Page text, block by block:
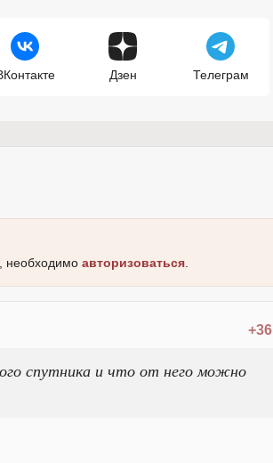
Дзен Телеграм
необходимо авторизоваться
+36
спутника и что от него можно